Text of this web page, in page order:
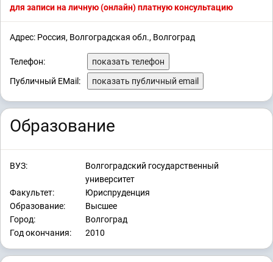
для записи на личную (онлайн) платную консультацию
Адрес: Россия, Волгоградская обл., Волгоград
Телефон:
показать телефон
Публичный EMail:
показать публичный email
Образование
ВУЗ:
Волгоградский государственный
университет
Факультет:
Юриспруденция
Образование:
Высшее
Город:
Волгоград
Год окончания:
2010